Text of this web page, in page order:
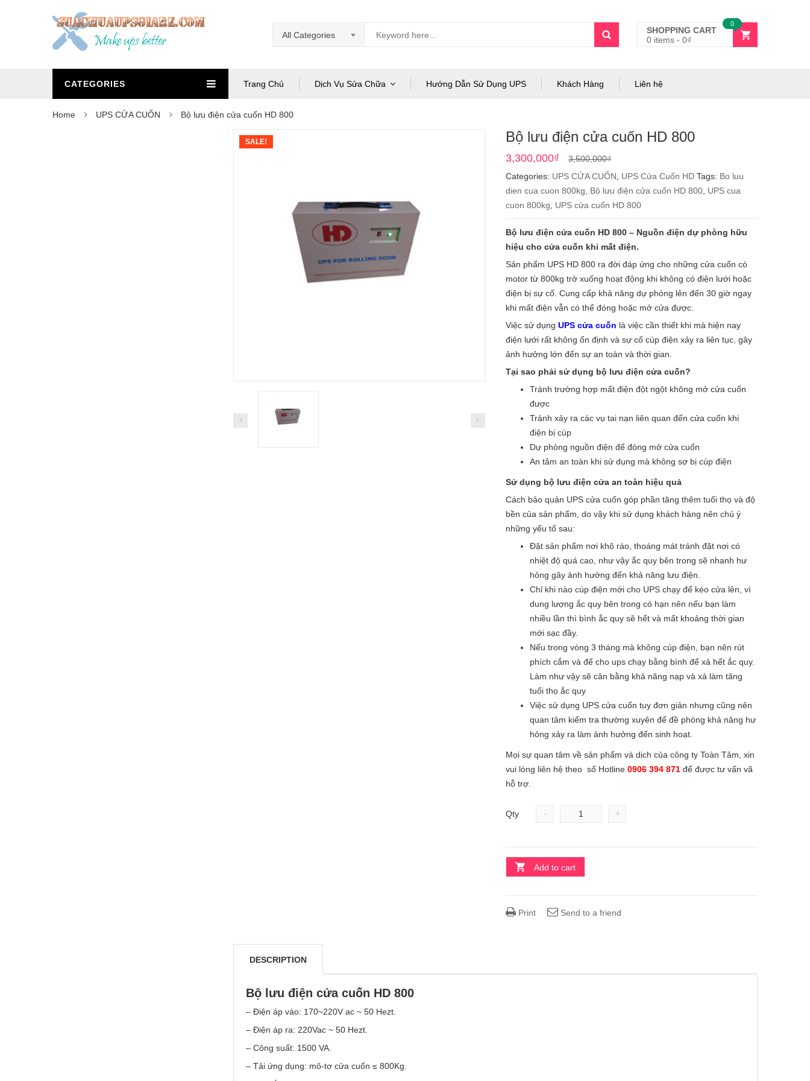
All Categories
SHOPPING CART
0 items - 0₫
0
CATEGORIES Trang Chủ Dịch Vụ Sửa Chữa Hướng Dẫn Sử Dụng UPS Khách Hàng Liên hệ
Home UPS CỬA CUỐN Bộ lưu điện cửa cuốn HD 800
SALE! Bộ lưu điện cửa cuốn HD 800
3,500,000₫Original
price
was:
3,500,000₫.
3,300,000₫
Current
price
is:
3,300,000₫.
Categories: UPS CỬA CUỐN UPS Cửa Cuốn HD Tags: Bo luu
dien cua cuon 800kg
Bộ lưu điện cửa cuốn HD 800 UPS cua
cuon 800kg
UPS cửa cuốn HD 800
Bộ lưu điện cửa cuốn HD 800 – Nguồn điện dự phòng hữu
hiệu cho cửa cuốn khi mất điện.
Sản phẩm UPS HD 800 ra đời đáp ứng cho những cửa cuốn có
motor từ 800kg trở xuống hoạt động khi không có điện lưới hoặc
điện bị sự cố. Cung cấp khả năng dự phòng lên đến 30 giờ ngay
khi mất điện vẫn có thể đóng hoặc mở cửa được.
Việc sử dụngUPS cửa cuốn là việc cần thiết khi mà hiện nay
điện lưới rất không ổn định và sự cố cúp điện xảy ra liên tục, gây
ảnh hưởng lớn đến sự an toàn và thời gian.
Tại sao phải sử dụng bộ lưu điện cửa cuốn?
Tránh trường hợp mất điện đột ngột không mở cửa cuốn
được
Tránh xảy ra các vụ tai nạn liên quan đến cửa cuốn khi
điện bị cúp
Dự phòng nguồn điện để đóng mở cửa cuốn
An tâm an toàn khi sử dụng mà không sợ bị cúp điện
Sử dụng bộ lưu điện cửa an toàn hiệu quả
Cách bảo quản UPS cửa cuốn góp phần tăng thêm tuổi thọ và độ
bền của sản phẩm, do vậy khi sử dụng khách hàng nên chú ý
những yếu tố sau:
Đặt sản phẩm nơi khô ráo, thoáng mát tránh đặt nơi có
nhiệt độ quá cao, như vậy ắc quy bên trong sẽ nhanh hư
hỏng gây ảnh hưởng đến khả năng lưu điện.
Chỉ khi nào cúp điện mới cho UPS chạy để kéo cửa lên, vì
dung lượng ắc quy bên trong có hạn nên nếu bạn làm
nhiều lần thì bình ắc quy sẽ hết và mất khoảng thời gian
mới sạc đầy.
Nếu trong vòng 3 tháng mà không cúp điện, bạn nên rút
phích cắm và để cho ups chạy bằng bình để xả hết ắc quy.
Làm như vậy sẽ cân bằng khả năng nạp và xả làm tăng
tuổi thọ ắc quy
Việc sử dụng UPS cửa cuốn tuy đơn giản nhưng cũng nên
quan tâm kiểm tra thường xuyên để đề phòng khả năng hư
hỏng xảy ra làm ảnh hưởng đến sinh hoạt.
Mọi sự quan tâm về sản phẩm và dịch của công ty Toàn Tâm, xin
vui lòng liên hệ theo số Hotline0906 394 871 để được tư vấn vã
hỗ trợ.
Qty - +
Add to cart
Print Send to a friend
DESCRIPTION
Bộ lưu điện cửa cuốn HD 800
– Điện áp vào: 170~220V ac ~ 50 Hezt.
– Điện áp ra: 220Vac ~ 50 Hezt.
– Công suất: 1500 VA.
– Tải ứng dụng: mô-tơ cửa cuốn ≤ 800Kg.